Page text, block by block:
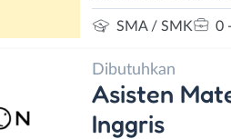
SMA / SMK 0
Dibutuhkan
Asisten
Inggris